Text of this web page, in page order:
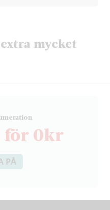
mycket
för 0kr
PÅ